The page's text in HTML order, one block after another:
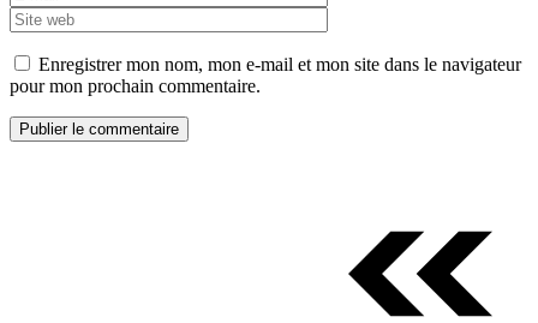
web
Enregistrer mon nom, mon e-mail et mon site dans le navigateur
pour mon prochain commentaire.